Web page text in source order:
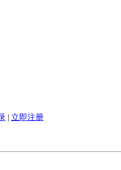
| 立即注册